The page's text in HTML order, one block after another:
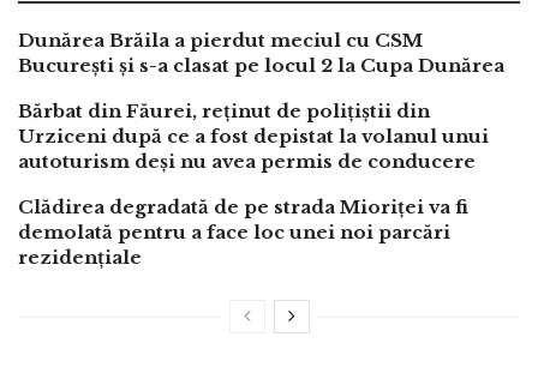
Dunărea Brăila a pierdut meciul cu CSM
București și s-a clasat pe locul 2 la Cupa Dunărea
Bărbat din Făurei, reținut de polițiștii din
Urziceni după ce a fost depistat la volanul unui
autoturism deși nu avea permis de conducere
Clădirea degradată de pe strada Mioriței va fi
demolată pentru a face loc unei noi parcări
rezidențiale